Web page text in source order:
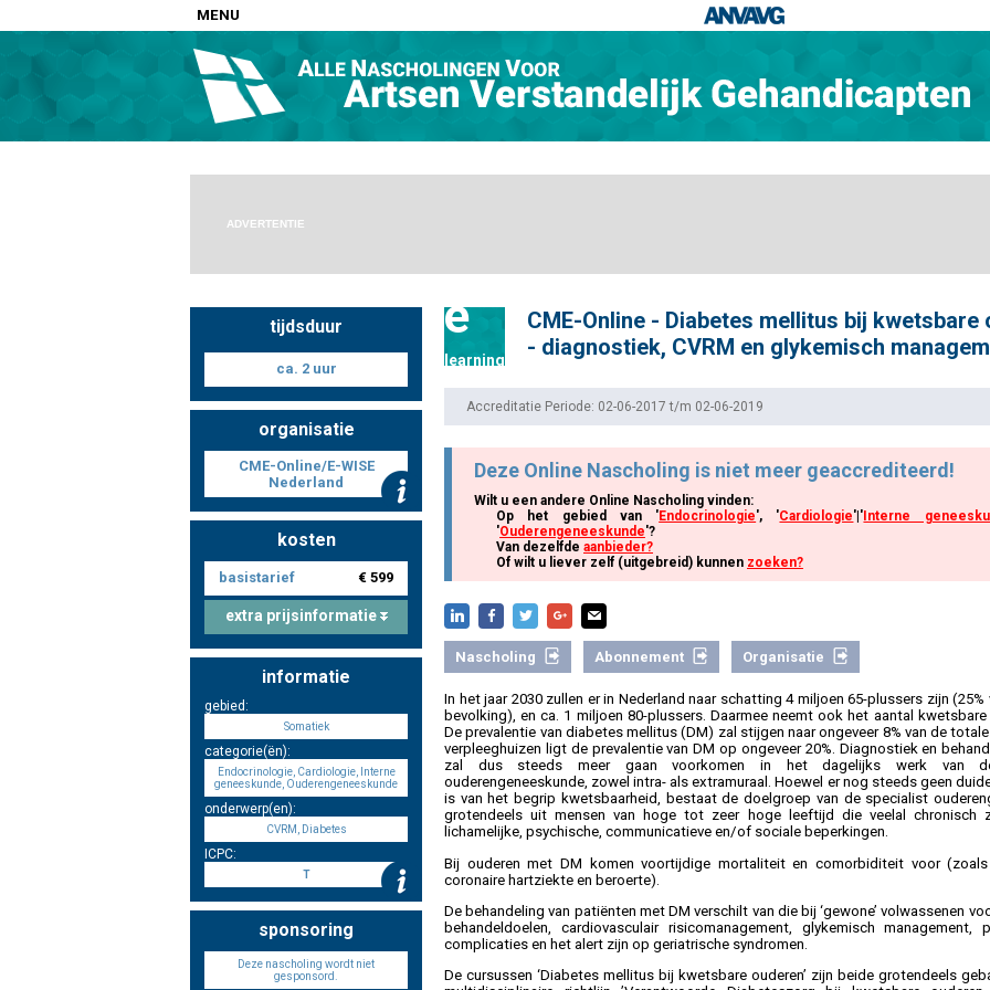
MENU
Home
Nascholingen op locatie (agenda)
Registreren
Inloggen
ADVERTENTIE
tijdsduur
ca. 2 uur
organisatie
CME-Online/E-WISE
Nederland
kosten
basistarief € 599
extra prijsinformatie
informatie
gebied:
Somatiek
categorie(ën):
Endocrinologie, Cardiologie, Interne
geneeskunde, Ouderengeneeskunde
onderwerp(en):
CVRM, Diabetes
ICPC:
T
sponsoring
Deze nascholing wordt niet
gesponsord.
e
learning
CME-Online - Diabetes mellitus bij kwetsbare
- diagnostiek, CVRM en glykemisch
Accreditatie Periode: 02-06-2017 t/m 02-06-2019
Deze Online Nascholing is niet meer geaccrediteerd!
Wilt u een andere Online Nascholing vinden:
Op het gebied van 'Endocrinologie', 'Cardiologie'|' Interne
'Ouderengeneeskunde'?
Van dezelfde aanbieder?
Of wilt u liever zelf (uitgebreid) kunnen zoeken?
Nascholing Abonnement Organisatie
In het jaar 2030 zullen er in Nederland naar schatting 4 miljoen 65-plussers zijn
bevolking), en ca. 1 miljoen 80-plussers. Daarmee neemt ook het aantal
De prevalentie van diabetes mellitus (DM) zal stijgen naar ongeveer 8% van de
verpleeghuizen ligt de prevalentie van DM op ongeveer 20%. Diagnostiek en
zal dus steeds meer gaan voorkomen in het dagelijks werk van
ouderengeneeskunde, zowel intra- als extramuraal. Hoewel er nog steeds geen
is van het begrip kwetsbaarheid, bestaat de doelgroep van de specialist
grotendeels uit mensen van hoge tot zeer hoge leeftijd die veelal chronisch
lichamelijke, psychische, communicatieve en/of sociale beperkingen.
Bij ouderen met DM komen voortijdige mortaliteit en comorbiditeit voor (zoals
coronaire hartziekte en beroerte).
De behandeling van patiënten met DM verschilt van die bij ‘gewone’ volwassenen
behandeldoelen, cardiovasculair risicomanagement, glykemisch management,
complicaties en het alert zijn op geriatrische syndromen.
De cursussen ‘Diabetes mellitus bij kwetsbare ouderen’ zijn beide grotendeels